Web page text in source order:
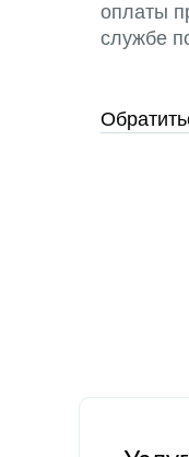
оплаты
службе